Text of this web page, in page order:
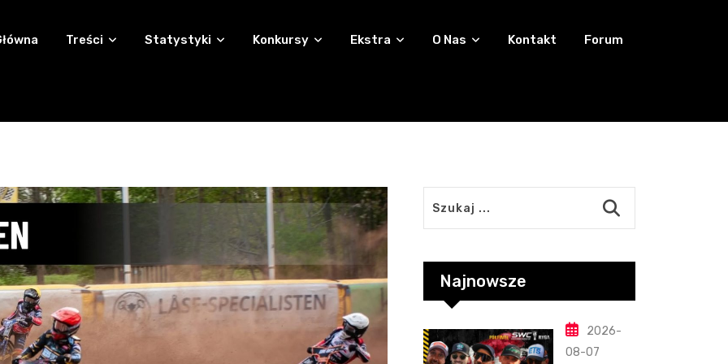
Treści Statystyki Konkursy Ekstra O Nas Kontakt Forum
Najnowsze
2026-
08-07